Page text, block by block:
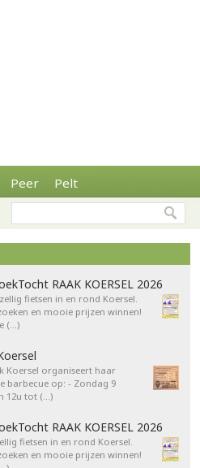
Peer Pelt
RAAK KOERSEL 2026
fietsen in en rond Koersel.
en mooie prijzen winnen!
(…)
Koersel organiseert haar
barbecue op: - Zondag 9
12u tot (…)
RAAK KOERSEL 2026
fietsen in en rond Koersel.
en mooie prijzen winnen!